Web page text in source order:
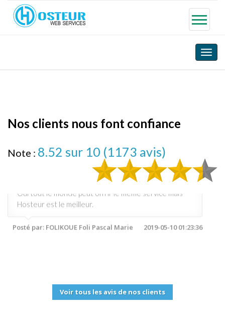
Toggle
Nos clients nous font confiance
Note : 8.52 sur 10 (1173 avis)
Oui tout le monde peut offrir le même service mais
Voir tous les avis de nos clients